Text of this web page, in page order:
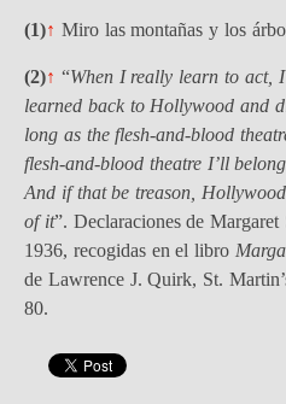
(1)↑ Miro las montañas y los
(2)↑ “When I really learn to act,
learned back to Hollywood and
long as the flesh-and-blood
flesh-and-blood theatre I’ll
And if that be treason,
of it”. Declaraciones de
1936, recogidas en el libro
de Lawrence J. Quirk, St.
80.